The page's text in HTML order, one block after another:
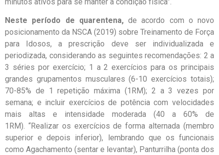
Neste período de quarentena, de acordo com o novo
posicionamento da NSCA (2019) sobre Treinamento de Força
para Idosos, a prescrição deve ser individualizada e
periodizada, considerando as seguintes recomendações: 2 a
3 séries por exercício; 1 a 2 exercícios para os principais
grandes grupamentos musculares (6-10 exercícios totais);
70-85% de 1 repetição máxima (1RM); 2 a 3 vezes por
semana; e incluir exercícios de potência com velocidades
mais altas e intensidade moderada (40 a 60% de
1RM). “Realizar os exercícios de forma alternada (membro
superior e depois inferior), lembrando que os funcionais
como Agachamento (sentar e levantar), Panturrilha (ponta dos